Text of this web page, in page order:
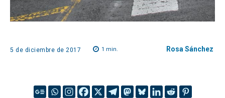
5 de diciembre de 2017 1 min. Rosa Sánchez